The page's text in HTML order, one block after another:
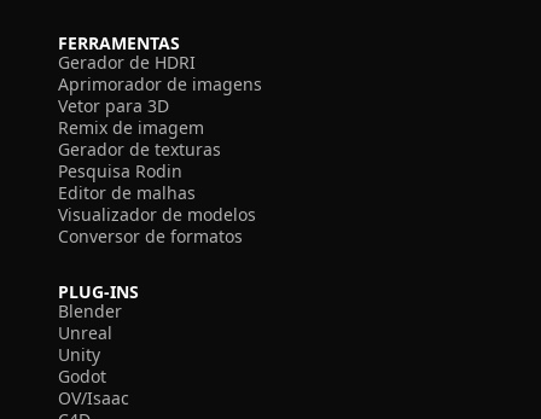
FERRAMENTAS
Gerador de HDRI
Aprimorador de imagens
Vetor para 3D
Remix de imagem
Gerador de texturas
Pesquisa Rodin
Editor de malhas
Visualizador de modelos
Conversor de formatos
PLUG-INS
Blender
Unreal
Unity
Godot
OV/Isaac